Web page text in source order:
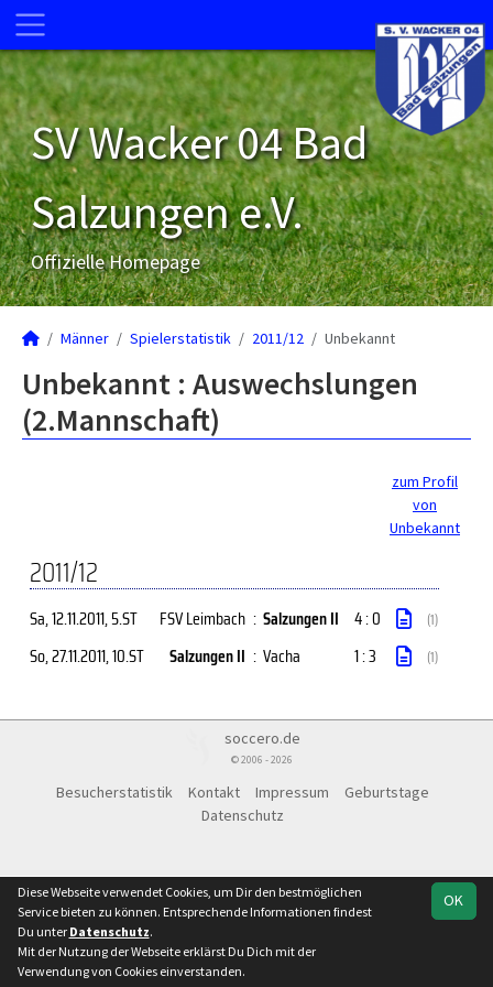
SV Wacker 04 Bad
Salzungen e.V.
Offizielle Homepage
Männer Spielerstatistik 2011/12 Unbekannt
Unbekannt : Auswechslungen
(2.Mannschaft)
zum Profil
von
Unbekannt
2011/12
Sa, 12.11.2011, 5.ST FSV Leimbach : Salzungen II 4 : 0 (1)
So, 27.11.2011, 10.ST Salzungen II : Vacha 1 : 3 (1)
soccero.de
© 2006 - 2026
Besucherstatistik Kontakt Impressum
Geburtstage
Datenschutz
OK
Diese Webseite verwendet Cookies, um Dir den bestmöglichen
Service bieten zu können. Entsprechende Informationen findest
Du unter Datenschutz.
Mit der Nutzung der Webseite erklärst Du Dich mit der
Verwendung von Cookies einverstanden.